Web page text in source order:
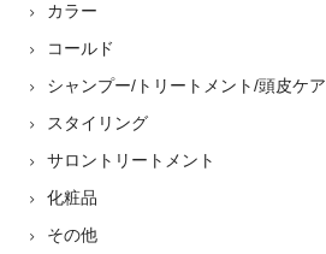
カラー
コールド
シャンプー/トリートメント/頭皮ケア
スタイリング
サロントリートメント
化粧品
その他